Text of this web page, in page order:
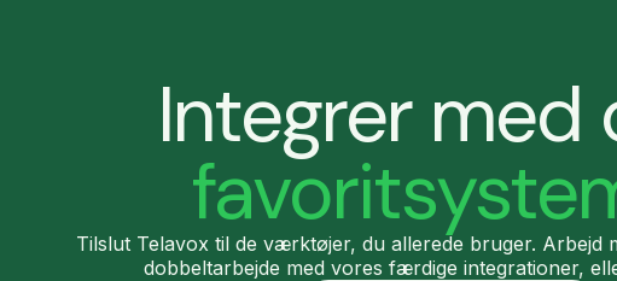
Integrer med
Tilslut Telavox til de værktøjer, du allerede bruger. Arbejd
dobbeltarbejde med vores færdige integrationer,